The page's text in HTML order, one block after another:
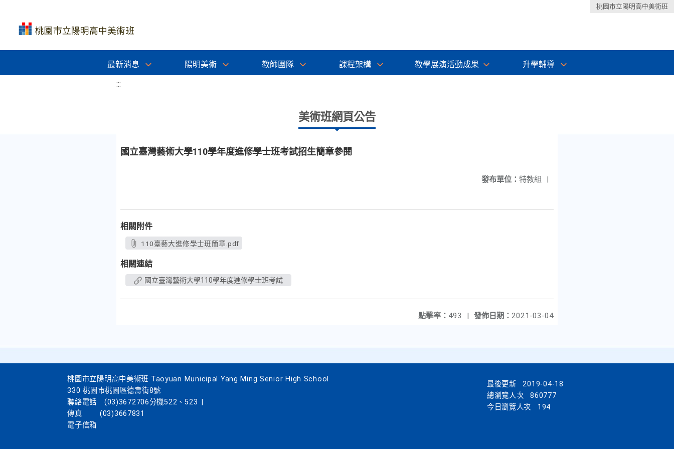
桃園市立陽明高中美術班
最新消息 陽明美術 教師團隊 課程架構 教學展演活動成果 升學輔導
:::
美術班網頁公告
國立臺灣藝術大學110學年度進修學士班考試招生簡章參閱
發布單位： 特教組 |
相關附件
110臺藝大進修學士班簡章.pdf
相關連結
國立臺灣藝術大學110學年度進修學士班考試
發佈日期： 2021-03-04
點擊率： 493 |
桃園市立陽明高中美術班 Taoyuan Municipal Yang Ming Senior High School
330 桃園市桃園區德壽街8號
聯絡電話
(03)3672706分機522、523
傳真
(03)3667831
電子信箱
最後更新
2019-04-18
總瀏覽人次
860777
今日瀏覽人次
194